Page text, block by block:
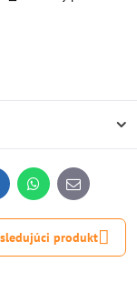
WhatsApp
E-
mail
produkt